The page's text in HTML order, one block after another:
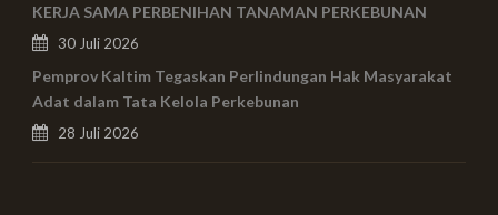
KERJA SAMA PERBENIHAN TANAMAN PERKEBUNAN
30 Juli 2026
Pemprov Kaltim Tegaskan Perlindungan Hak Masyarakat
Adat dalam Tata Kelola Perkebunan
28 Juli 2026